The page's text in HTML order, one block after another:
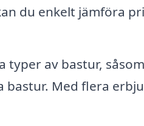
du enkelt jämföra
typer av bastur,
Med flera